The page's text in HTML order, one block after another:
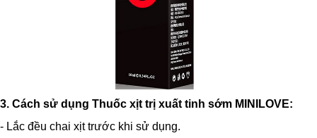
3. Cách sử dụng Thuốc xịt trị xuất tinh sớm MINILOVE:
- Lắc đều chai xịt trước khi sử dụng.